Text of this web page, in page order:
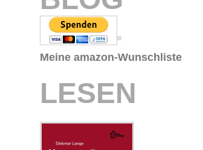
Meine amazon-Wunschliste
LESEN